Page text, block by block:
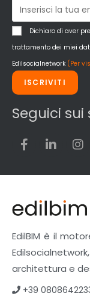
Dichiaro di aver
trattamento dei miei
Edilsocialnetwork (Per
ISCRIVITI
Seguici sui
EdilBIM è il
architettura e
+39